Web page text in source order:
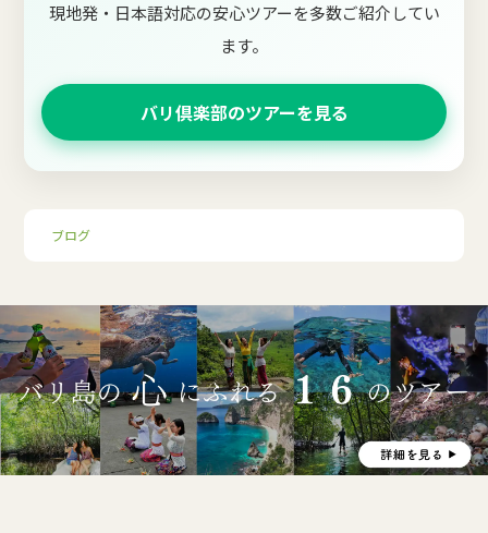
現地発・日本語対応の安心ツアーを多数ご紹介してい
ます。
バリ倶楽部のツアーを見る
ブログ